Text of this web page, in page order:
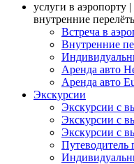
услуги в аэропорту
внутренние
Встреча в
Внутренние
Аренда авто
Аренда авто
Экскурсии
Экскурсии с
Экскурсии с
Экскурсии с